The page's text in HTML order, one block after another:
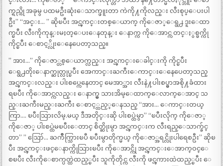
က္ရည္ကို အခုမွ ပထမဦးဆုံးေသာက္ဖူးတာ ကဲကို႔ကိုလည္း လီးစုပ္ေပးပါ
ဦး” “အင္း… ” ဆိုၿပီး အင္ၾကင္းတစ္ေယာက္ ကိုေဇာ္ေရွ႕ ဒူးေထာ
က္ၿပီး လီးကိုကုန္းမႈတ္ေပးေနတုန္း ေနာက္က ကိုေအာင္က တင္ႏွစ္ဖက္ကို
ကိုင္ၿပီး ေစာင့္လိုးေနေပေတာ့သည္။
” အား…” ကိုေဇာ္တစ္ေယာက္လည္း အင္ၾကင္းေခါင္းကို ကိုင္ၿပီး
ေရွ႕တိုးေနာက္ဆုတ္လုပ္ၿပီး အေကာင္းႀကီးေကာင္းေနေပေတာ့သည္
အင္ၾကင္းလည္း ပါးစပ္ကေနေတာင္ မေအာ္အား လီးနဲ႔ပါးစပ္မွာအစို႔ခံထား
ရၿပီး ကိုေအာင္ကလည္း ေနာက္မွ သားအိမ္ေထာက္ေလာက္ေအာင္ သ
ည္းႀကီးမည္းႀကီး ေစာင့္ထည့္ေနသည္ “အား… ေကာင္းတယ္
ကြာ…. ၿပီးသြားလိမ္.မယ္ ဒီအတိုင္းဆို ပါးစပ္ထဲမွာ” “ၿပီးလိုက္ ကိုေဇာ္
ကိုေဇာ္ ပါးစပ္ထဲမၿပီးေတာင္ စိတ္ဆိုးမွာ အင္ၾကင္းက လီးရည္ေသာက္ခ်င္
တာ” ” ဪ… ႀကိဳက္သြားၿပီ ၿပီးမွာတိုက္မယ္ ကိုေဇာ္အရင္လိုးပါရေစဦး” ဆိုၿ
ပီး အင္ၾကင္းဖင္ေနာက္ကိုသြားၿပီး ကိုေအာင္ကို အင္ၾကင္းေအာက္ဝင္ေ
စၿပီး လီးကိုေစာက္ပတ္ထဲထည့္ၿပီး သူကိုတိုင္က လီးကို ဖင္ၾကားထဲထည့္ၿပီး ေ